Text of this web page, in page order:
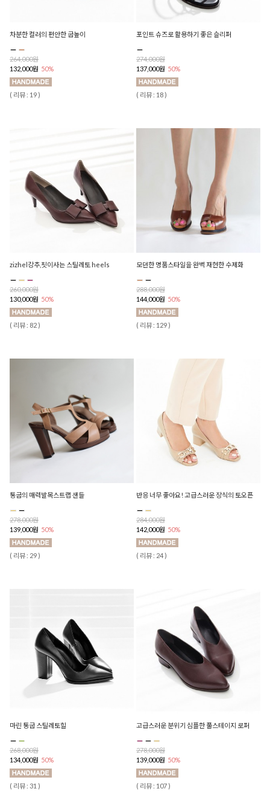
차분한 컬러의 편안한 굽높이
264,000원
132,000원 50%
( 리뷰 : 19 )
포인트 슈즈로 활용하기 좋은 슬리퍼
274,000원
137,000원 50%
( 리뷰 : 18 )
zizhel강추,핏이사는 스틸레토 heels
260,000원
130,000원 50%
( 리뷰 : 82 )
모던한 명품스타일을 완벽 재현한 수제화
288,000원
144,000원 50%
( 리뷰 : 129 )
통굽의 매력발목스트랩 샌들
278,000원
139,000원 50%
( 리뷰 : 29 )
반응 너무 좋아요! 고급스러운 장식의 토오픈
284,000원
142,000원 50%
( 리뷰 : 24 )
마린 통굽 스틸레토힐
268,000원
134,000원 50%
( 리뷰 : 31 )
고급스러운 분위기 심플한 풀스테이지 로퍼
278,000원
139,000원 50%
( 리뷰 : 107 )